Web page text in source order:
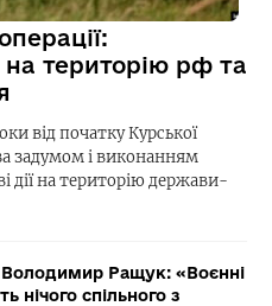
територію рф та
від початку Курської
задумом і виконанням
дії на територію держави-
Володимир Ращук: «Воєнні
нічого спільного з